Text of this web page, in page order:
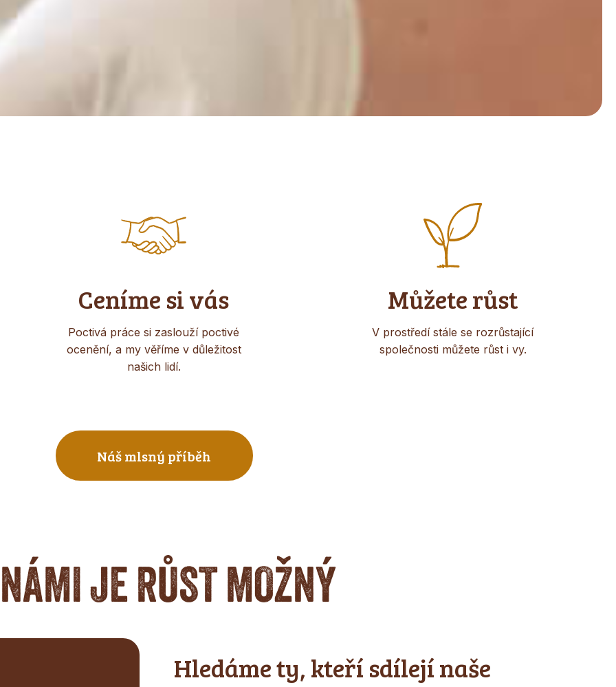
Ceníme si vás
Poctivá práce si zaslouží poctivé
ocenění, a my věříme v důležitost
našich lidí.
Můžete růst
V prostředí stále se rozrůstající
společnosti můžete růst i vy.
Náš mlsný příběh
JE RŮST MOŽNÝ
Hledáme ty, kteří sdílejí naše